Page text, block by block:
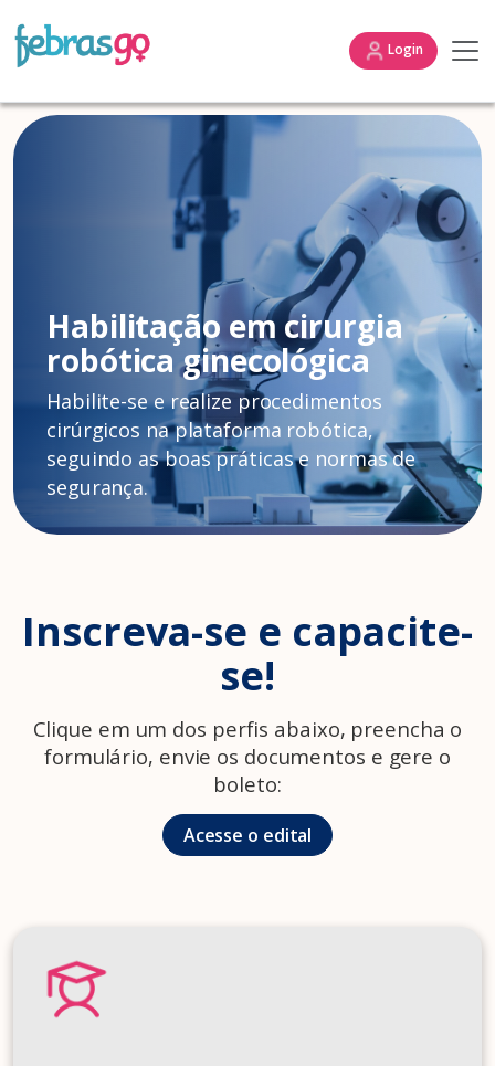
Login
Habilitação em cirurgia
robótica ginecológica
Habilite-se e realize procedimentos
cirúrgicos na plataforma robótica,
seguindo as boas práticas e normas de
segurança.
Inscreva-se e capacite-
se!
Clique em um dos perfis abaixo, preencha o
formulário, envie os documentos e gere o
boleto:
Acesse o edital